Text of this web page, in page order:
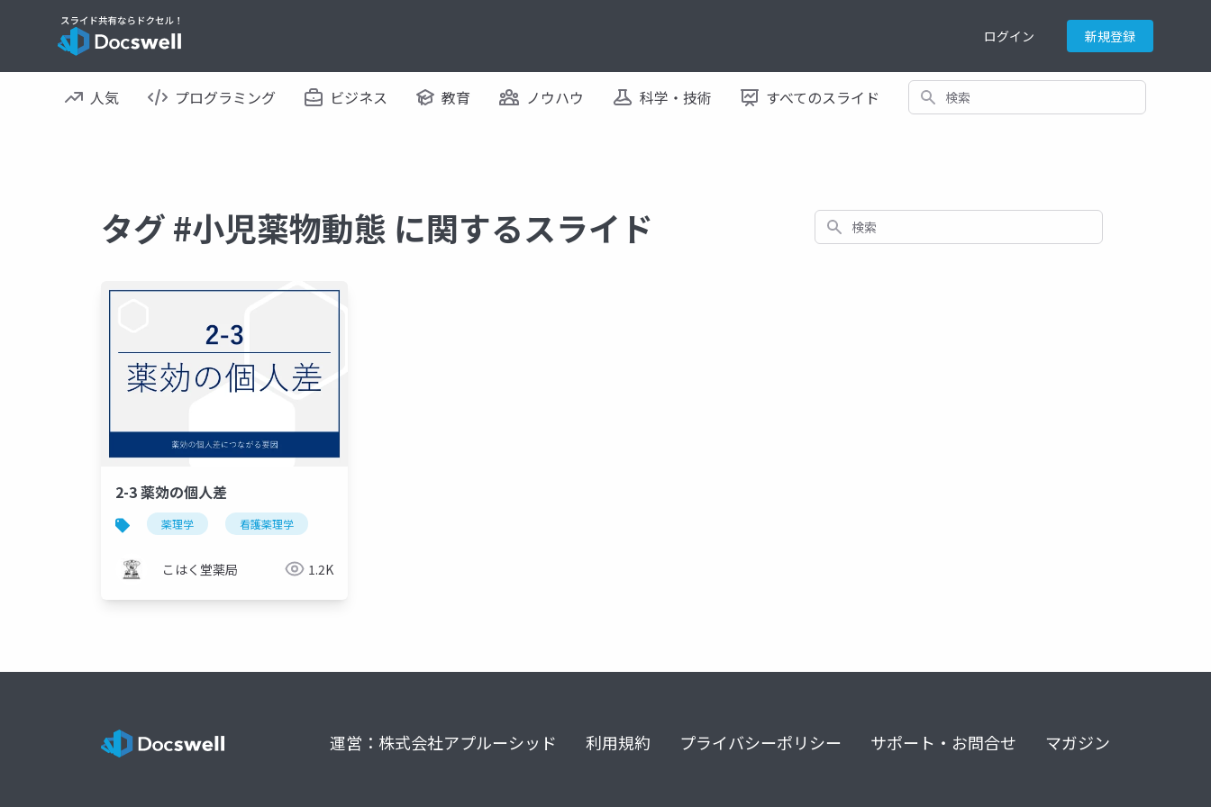
ログイン 新規登録
人気 プログラミング ビジネス 教育 ノウハウ 科学・技術 すべてのスライド 検索
タグ #小児薬物動態 に関するスライド 検索
2-3 薬効の個人差
薬理学 看護薬理学
こはく堂薬局 1.2K
運営：株式会社アプルーシッド 利用規約 プライバシーポリシー サポート・お問合せ マガジン